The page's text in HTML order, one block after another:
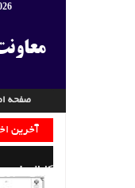
صفحه
آخرین
کانال